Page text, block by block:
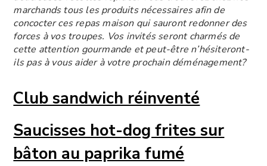
marchands tous les produits nécessaires afin de
concocter ces repas maison qui sauront redonner des
forces à vos troupes. Vos invités seront charmés de
cette attention gourmande et peut-être n’hésiteront-
ils pas à vous aider à votre prochain déménagement?
Club sandwich réinventé
Saucisses hot-dog frites sur
bâton au paprika fumé